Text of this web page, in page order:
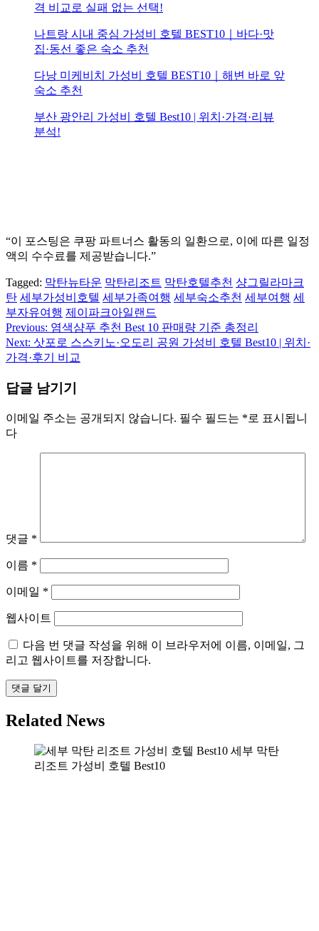
격 비교로 실패 없는 선택!
나트랑 시내 중심 가성비 호텔 BEST10｜바다·맛
집·동선 좋은 숙소 추천
다낭 미케비치 가성비 호텔 BEST10｜해변 바로 앞
숙소 추천
부산 광안리 가성비 호텔 Best10 | 위치·가격·리뷰
분석!
“이 포스팅은 쿠팡 파트너스 활동의 일환으로, 이에 따른 일정
액의 수수료를 제공받습니다.”
Tagged: 막탄뉴타운 막탄리조트 막탄호텔추천 샹그릴라마크
탄 세부가성비호텔 세부가족여행 세부숙소추천 세부여행 세
부자유여행 제이파크아일랜드
글
탐
Previous: 염색샴푸 추천 Best 10 판매량 기준 총정리
Next: 삿포로 스스키노·오도리 공원 가성비 호텔 Best10 | 위치·
가격·후기 비교
답글 남기기
이메일 주소는 공개되지 않습니다. 필수 필드는 *로 표시됩니
다
댓글 *
이름 *
이메일 *
웹사이트
다음 번 댓글 작성을 위해 이 브라우저에 이름, 이메일, 그
리고 웹사이트를 저장합니다.
Related News
세부 막탄
리조트 가성비 호텔 Best10